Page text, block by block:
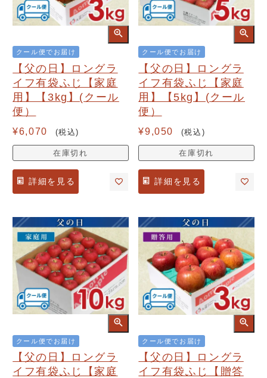
クール便でお届け
【父の日】ロングラ
イフ有袋ふじ【家庭
用】【3kg】(クール
便）
¥6,070 税込
在庫切れ
詳細を見る
クール便でお届け
【父の日】ロングラ
イフ有袋ふじ【家庭
用】【5kg】(クール
便）
¥9,050 税込
在庫切れ
詳細を見る
クール便でお届け
【父の日】ロングラ
イフ有袋ふじ【家庭
クール便でお届け
【父の日】ロングラ
イフ有袋ふじ【贈答